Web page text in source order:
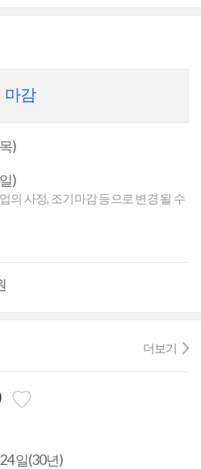
마감
)
)
의 사정, 조기마감 등으로 변경 될 수
더보기
일(30년)